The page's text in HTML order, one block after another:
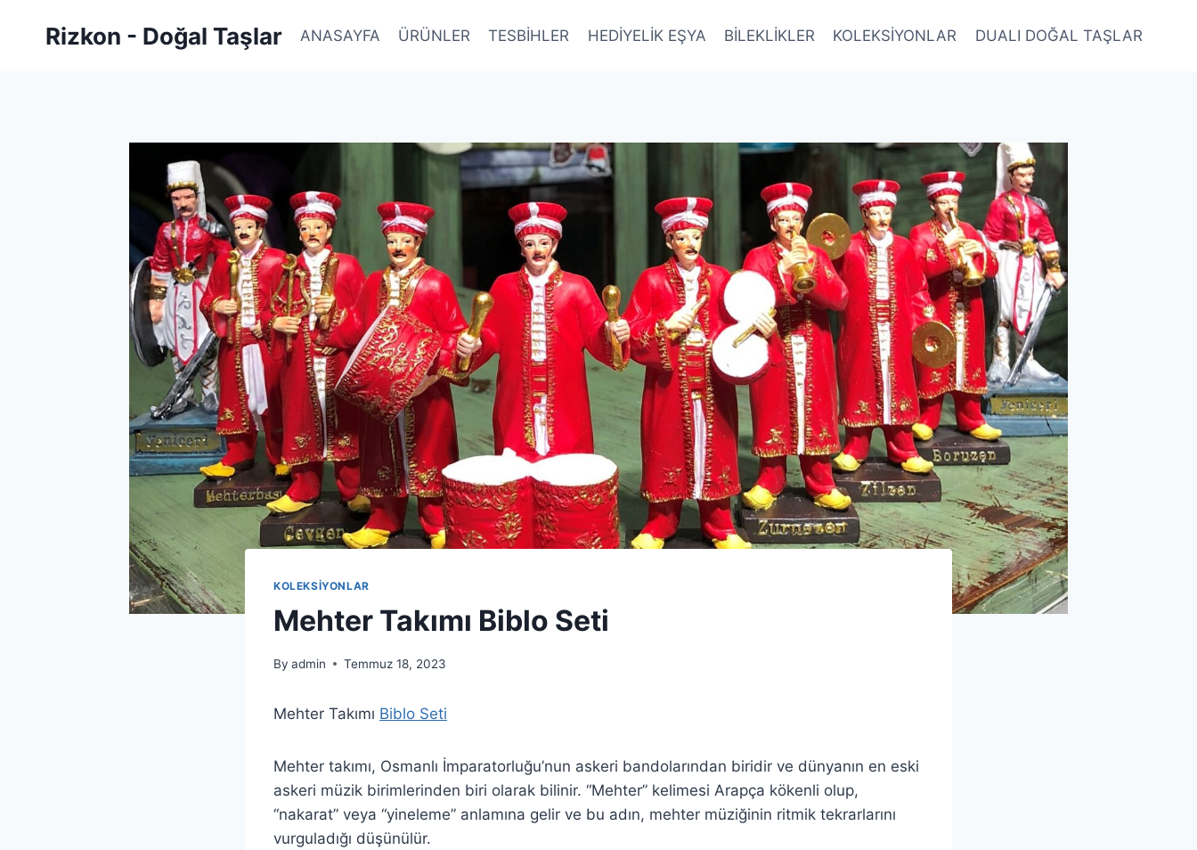
Rizkon - Doğal Taşlar ANASAYFA ÜRÜNLER TESBİHLER HEDİYELİK EŞYA BİLEKLİKLER KOLEKSİYONLAR DUALI DOĞAL TAŞLAR
KOLEKSİYONLAR
Mehter Takımı Biblo Seti
By admin Temmuz 18, 2023
Mehter Takımı Biblo Seti
Mehter takımı, Osmanlı İmparatorluğu’nun askeri bandolarından biridir ve dünyanın en eski
askeri müzik birimlerinden biri olarak bilinir. “Mehter” kelimesi Arapça kökenli olup,
“nakarat” veya “yineleme” anlamına gelir ve bu adın, mehter müziğinin ritmik tekrarlarını
vurguladığı düşünülür.